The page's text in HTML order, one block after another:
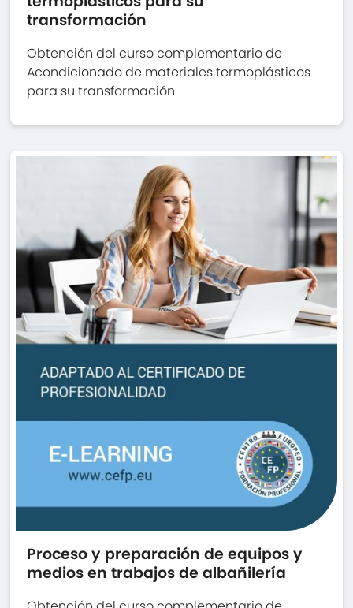
transformación
Obtención del curso complementario de
Acondicionado de materiales termoplásticos
para su transformación
Proceso y preparación de equipos y
medios en trabajos de albañilería